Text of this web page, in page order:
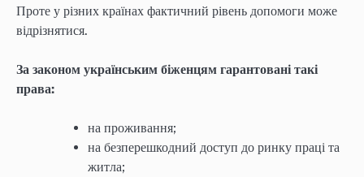
Проте у різних країнах фактичний рівень допомоги може
відрізнятися.
За законом українським біженцям гарантовані такі
права:
на проживання;
на безперешкодний доступ до ринку праці та
житла;